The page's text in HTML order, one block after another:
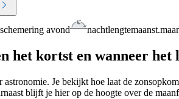
schemering avond nachtlengtemaanst.
het kortst en wanneer het
astronomie. Je bekijkt hoe laat de
blijft je hier op de hoogte over de